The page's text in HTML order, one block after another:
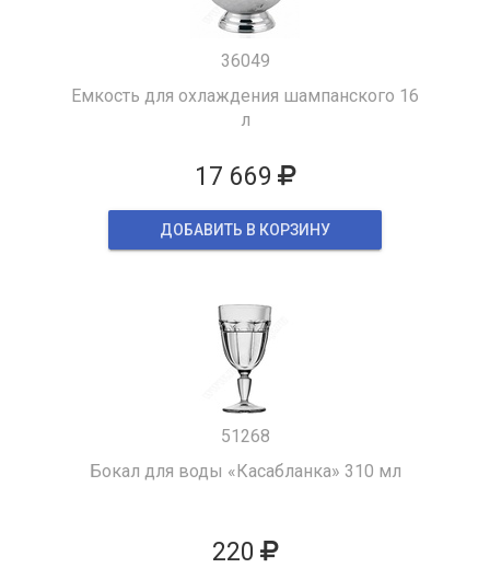
36049
Емкость для охлаждения шампанского 16
л
17 669
ДОБАВИТЬ В КОРЗИНУ
51268
Бокал для воды «Касабланка» 310 мл
220